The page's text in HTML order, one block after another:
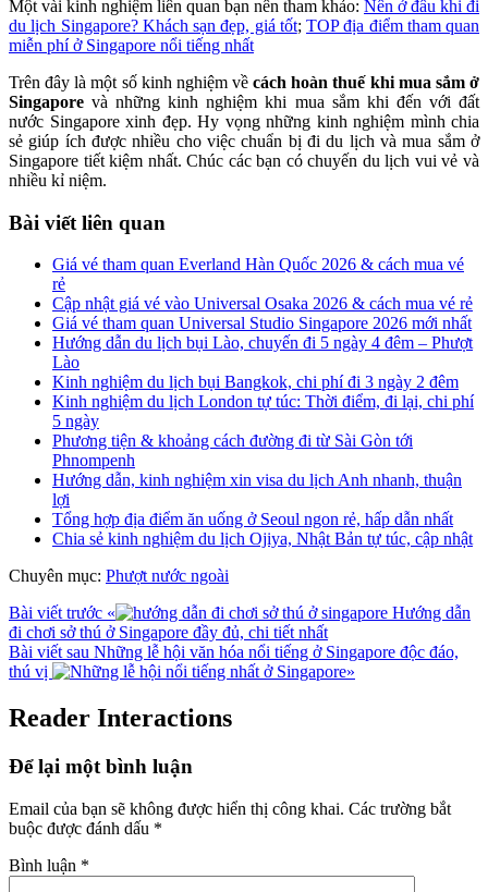
Một vài kinh nghiệm liên quan bạn nên tham khảo: Nên ở đâu khi đi
du lịch Singapore? Khách sạn đẹp, giá tốt; TOP địa điểm tham quan
miễn phí ở Singapore nổi tiếng nhất
Trên đây là một số kinh nghiệm vềcách hoàn thuế khi mua sắm ở
Singaporevà những kinh nghiệm khi mua sắm khi đến với đất
nước Singapore xinh đẹp. Hy vọng những kinh nghiệm mình chia
sẻ giúp ích được nhiều cho việc chuẩn bị đi du lịch và mua sắm ở
Singapore tiết kiệm nhất. Chúc các bạn có chuyến du lịch vui vẻ và
nhiều kỉ niệm.
Bài viết liên quan
Giá vé tham quan Everland Hàn Quốc 2026 & cách mua vé
rẻ
Cập nhật giá vé vào Universal Osaka 2026 & cách mua vé rẻ
Giá vé tham quan Universal Studio Singapore 2026 mới nhất
Hướng dẫn du lịch bụi Lào, chuyến đi 5 ngày 4 đêm – Phượt
Lào
Kinh nghiệm du lịch bụi Bangkok, chi phí đi 3 ngày 2 đêm
Kinh nghiệm du lịch London tự túc: Thời điểm, đi lại, chi phí
5 ngày
Phương tiện & khoảng cách đường đi từ Sài Gòn tới
Phnompenh
Hướng dẫn, kinh nghiệm xin visa du lịch Anh nhanh, thuận
lợi
Tổng hợp địa điểm ăn uống ở Seoul ngon rẻ, hấp dẫn nhất
Chia sẻ kinh nghiệm du lịch Ojiya, Nhật Bản tự túc, cập nhật
Chuyên mục: Phượt nước ngoài
Bài viết trước «
Hướng dẫn
đi chơi sở thú ở Singapore đầy đủ, chi tiết nhất
Bài viết sau Những lễ hội văn hóa nổi tiếng ở Singapore độc đáo,
thú vị
»
Reader Interactions
Để lại một bình luận
Email của bạn sẽ không được hiển thị công khai. Các trường bắt
buộc được đánh dấu *
Bình luận *